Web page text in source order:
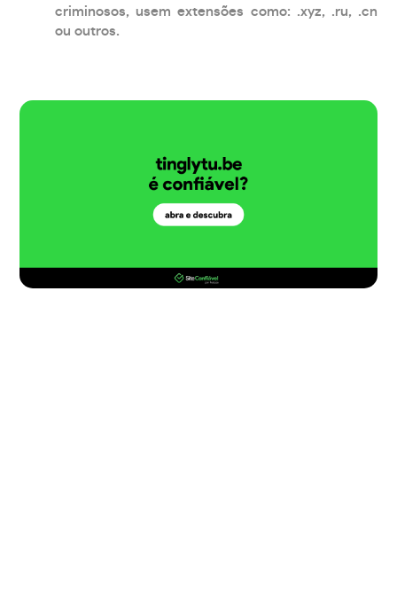
criminosos, usem extensões como: .xyz, .ru, .cn
ou outros.